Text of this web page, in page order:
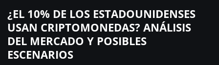
Trading
¿ Dónde comprar ?
¿EL 10% DE LOS ESTADOUNIDENSES
USAN CRIPTOMONEDAS? ANÁLISIS
DEL MERCADO Y POSIBLES
ESCENARIOS